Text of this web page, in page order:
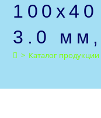
3.0
> Каталог продукции